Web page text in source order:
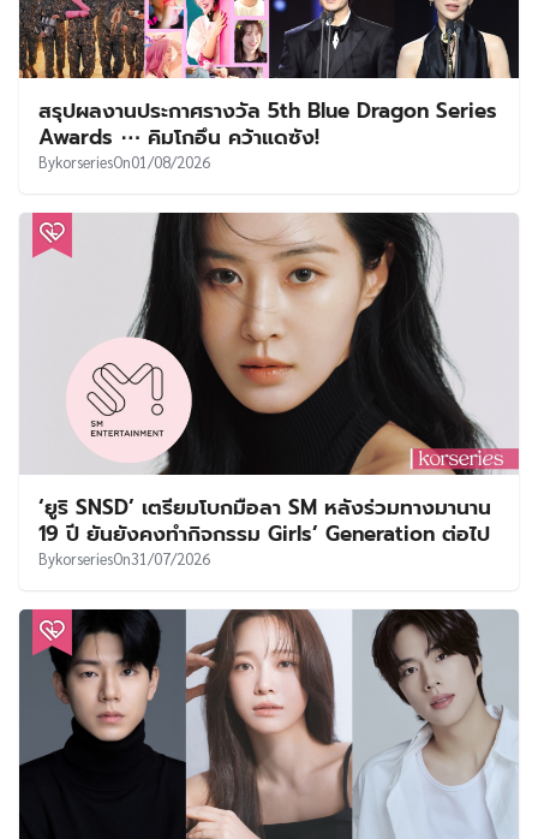
สรุปผลงานประกาศรางวัล 5th Blue Dragon Series
Awards ⋯ คิมโกอึน คว้าแดซัง!
BykorseriesOn01/08/2026
‘ยูริ SNSD’ เตรียมโบกมือลา SM หลังร่วมทางมานาน
19 ปี ยันยังคงทำกิจกรรม Girls’ Generation ต่อไป
BykorseriesOn31/07/2026